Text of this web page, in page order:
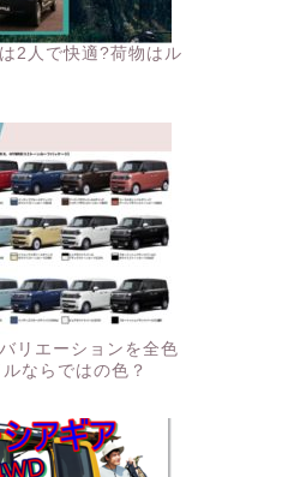
2人で快適?荷物はル
リエーションを全色
ならではの色？